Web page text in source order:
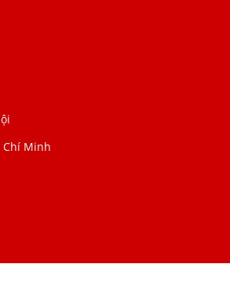
Chí Minh